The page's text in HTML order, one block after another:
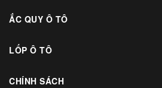
ẮC QUY Ô TÔ
LỐP Ô TÔ
CHÍNH SÁCH